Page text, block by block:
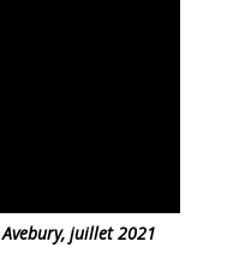
juillet 2021